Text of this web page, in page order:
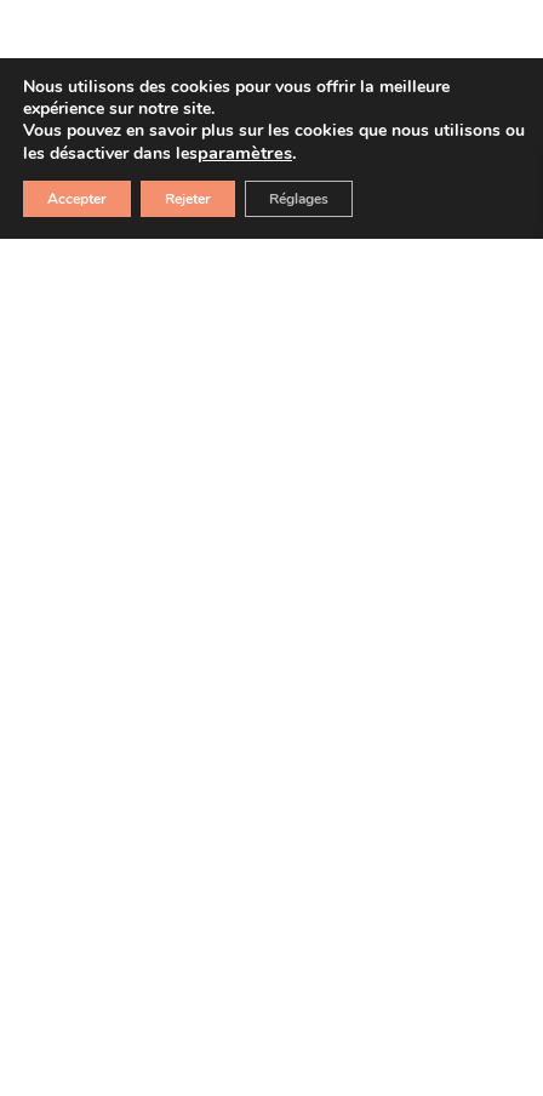
Nous utilisons des cookies pour vous offrir la meilleure
expérience sur notre site.
Vous pouvez en savoir plus sur les cookies que nous utilisons ou
les désactiver dans lesparamètres.
Accepter Rejeter Réglages